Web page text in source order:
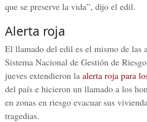
que se preserve la vida”, dijo el edil.
Alerta roja
El llamado del edil es el mismo de las
Sistema Nacional de Gestión de
jueves extendieron la alerta roja para
del país e hicieron un llamado a los
en zonas en riesgo evacuar sus
tragedias.